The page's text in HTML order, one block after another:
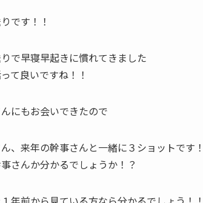
です！！
で早寝早起きに慣れてきました
て良いですね！！
にもお会いできたので
、来年の幹事さんと一緒に３ショットです
さんか分かるでしょうか！？